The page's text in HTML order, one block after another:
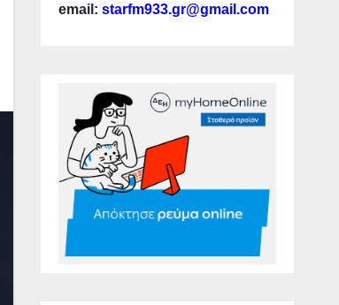
email: starfm933.gr@gmail.com